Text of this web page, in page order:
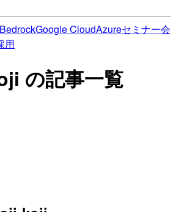
BedrockGoogle CloudAzureセミナー会
用
の記事一覧